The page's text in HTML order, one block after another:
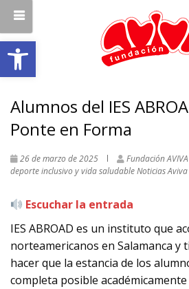
Abrir barra de herramientas
Alumnos del IES
Ponte en Forma
26 de marzo de 2025 Fundación AVIVA
deporte inclusivo y vida saludableNoticias Aviva
Escuchar la entrada
IES ABROAD es un instituto que
norteamericanos en Salamanca y
hacer que la estancia de los
completa posible